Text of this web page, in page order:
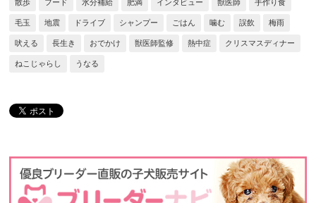
散歩 フード 水分補給 肥満 インタビュー 獣医師 手作り食
毛玉 地震 ドライブ シャンプー ごはん 噛む 誤飲 梅雨
吠える 長生き おでかけ 獣医師監修 熱中症 クリスマスディナー
ねこじゃらし うなる